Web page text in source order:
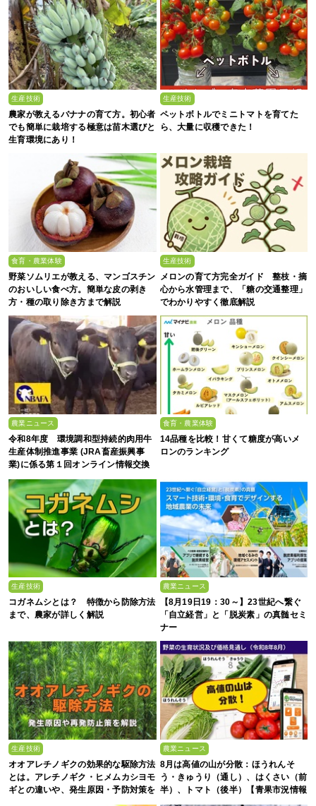
生産技術
農家が教えるバナナの育て方。初心者
でも簡単に栽培する極意は苗木選びと
生育環境にあり！
生産技術
ペットボトルでミニトマトを育てた
ら、大量に収穫できた！
食育・農業体験
野菜ソムリエが教える、マンゴスチン
のおいしい食べ方。簡単な皮の剥き
方・種の取り除き方まで解説
生産技術
メロンの育て方完全ガイド 整枝・摘
心から水管理まで、「糖の交通整理」
でわかりやすく徹底解説
農業ニュース
令和8年度 環境調和型持続的肉用牛
生産体制推進事業 (JRA畜産振興事
業)に係る第１回オンライン情報交換
食育・農業体験
14品種を比較！甘くて糖度が高いメ
ロンのランキング
生産技術
コガネムシとは？ 特徴から防除方法
まで、農家が詳しく解説
農業ニュース
【8月19日19：30～】23世紀へ繋ぐ
「自立経営」と「脱炭素」の真髄セミ
ナー
生産技術
オオアレチノギクの効果的な駆除方法
とは。アレチノギク・ヒメムカシヨモ
ギとの違いや、発生原因・予防対策を
農業ニュース
8月は高値の山が分散：ほうれんそ
う・きゅうり（通し）、はくさい（前
半）、トマト（後半）【青果市況情報
アプリ「YAOYASAN」】